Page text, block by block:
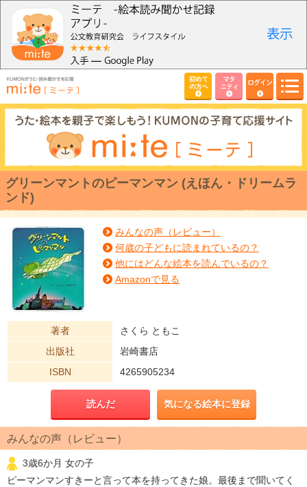
初めて
の方へ
マタ
ニティ
ログイン
グリーンマントのピーマンマン (えほん・ドリームラ
ンド)
みんなの声（レビュー）
何歳の子どもに読まれているの？
他にはどんな絵本を読んでいるの？
Amazonで見る
著者
さくら ともこ
出版社
岩崎書店
ISBN
4265905234
読んだ 気になる絵本に登録
みんなの声（レビュー）
3歳6か月 女の子
ピーマンマンすきーと言って本を持ってきた娘。最後まで聞いてく